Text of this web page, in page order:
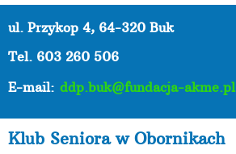
ul. Przykop 4, 64-320 Buk
Tel. 603 260 506
E-mail: ddp.buk@fundacja-akme.pl
Klub Seniora w Obornikach